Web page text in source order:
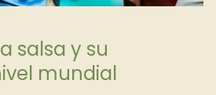
salsa y su
mundial